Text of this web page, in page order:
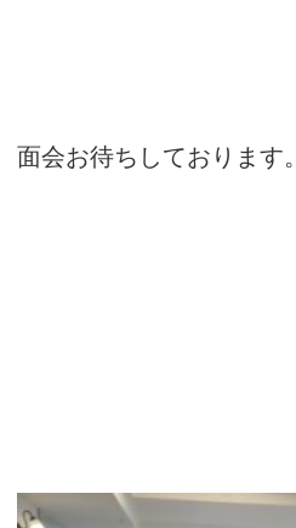
面会お待ちしております。